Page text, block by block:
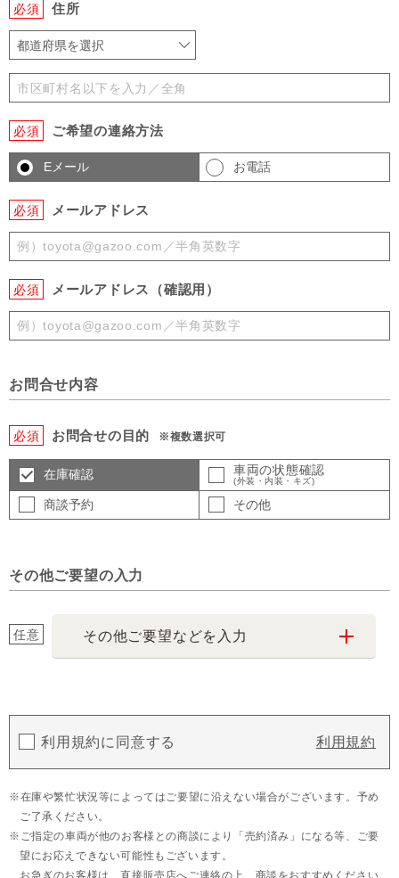
必須 住所
都道府県を選択
必須 ご希望の連絡方法
Eメール お電話
必須 メールアドレス
必須 メールアドレス（確認用）
お問合せ内容
必須 お問合せの目的 ※複数選択可
在庫確認 車両の状態確認
(外装・内装・キズ)
商談予約 その他
その他ご要望の入力
任意 その他ご要望などを入力
利用規約に同意する 利用規約
在庫や繁忙状況等によってはご要望に沿えない場合がございます。予め
ご了承ください。
ご指定の車両が他のお客様との商談により「売約済み」になる等、ご要
望にお応えできない可能性もございます。
お急ぎのお客様は、直接販売店へご連絡の上、商談をおすすめください。